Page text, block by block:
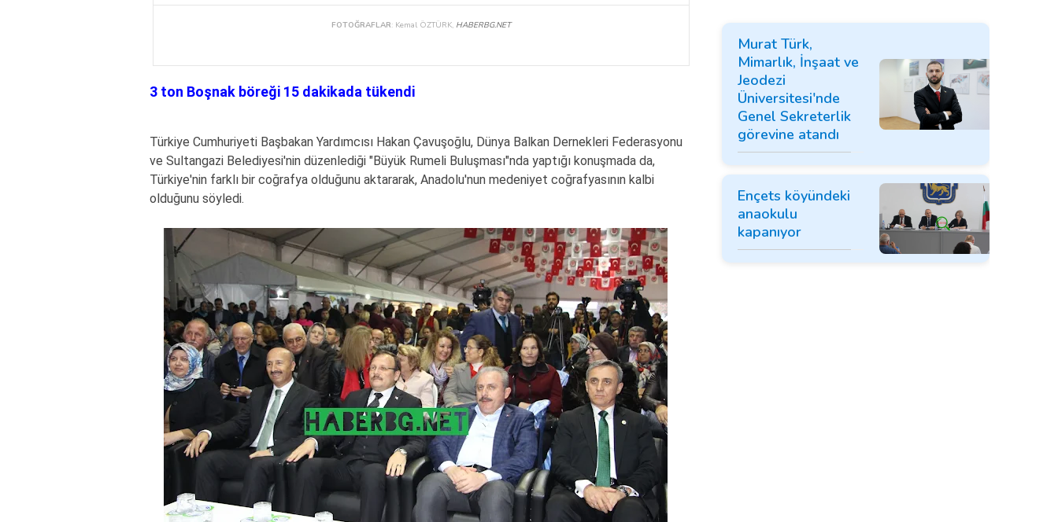
FOTOĞRAFLAR: Kemal ÖZTÜRK, HABERBG.NET
3 ton Boşnak böreği 15 dakikada tükendi
Türkiye Cumhuriyeti Başbakan Yardımcısı Hakan Çavuşoğlu, Dünya Balkan Dernekleri Federasyonu
ve Sultangazi Belediyesi'nin düzenlediği "Büyük Rumeli Buluşması"nda yaptığı konuşmada da,
Türkiye'nin farklı bir coğrafya olduğunu aktararak, Anadolu'nun medeniyet coğrafyasının kalbi
olduğunu söyledi.
Murat Türk,
Mimarlık, İnşaat ve
Jeodezi
Üniversitesi'nde
Genel Sekreterlik
görevine atandı
Ençets köyündeki
anaokulu
kapanıyor